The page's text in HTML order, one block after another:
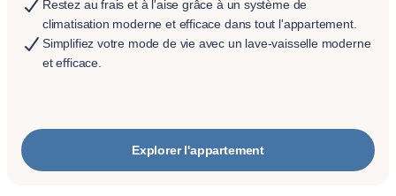
Restez au frais et à l'aise grâce à un système de
climatisation moderne et efficace dans tout l'appartement.
Simplifiez votre mode de vie avec un lave-vaisselle moderne
et efficace.
Explorer l'appartement